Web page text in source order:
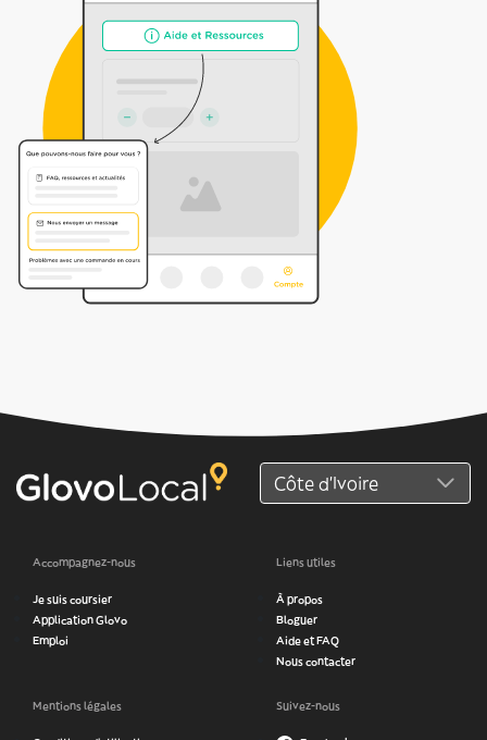
Accompagnez-nous
Je suis coursier
Application Glovo
Emploi
Liens utiles
À propos
Bloguer
Aide et FAQ
Nous contacter
Mentions légales Suivez-nous